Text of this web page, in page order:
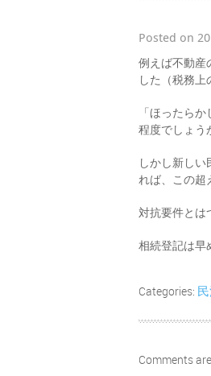
Posted on
例えば不動産
した（税務上
「ほったら
程度でしょう
しかし新し
れば、この超
対抗要件とは
相続登記は早
Categories:
Comments